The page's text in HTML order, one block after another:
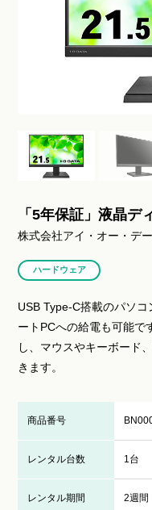
「5年保証」液晶デ
株式会社アイ・オー・デ
ハードウェア
USB Type-C搭載のパソ
ートPCへの給電も可能で
し、マウスやキーボード
きます。
商品番号
レンタル台数 1台
レンタル期間 2週間